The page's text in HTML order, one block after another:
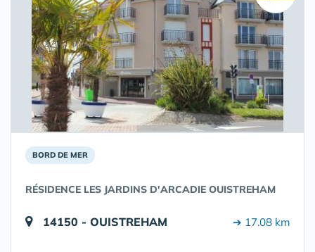
BORD DE MER
RÉSIDENCE LES JARDINS D'ARCADIE OUISTREHAM
14150 - OUISTREHAM ➔ 17.08 km